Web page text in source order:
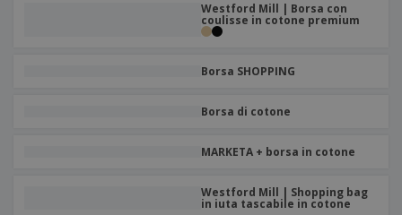
Westford Mill | Borsa con
coulisse in cotone premium
Borsa SHOPPING
Borsa di cotone
MARKETA + borsa in cotone
Westford Mill | Shopping bag
in iuta tascabile in cotone